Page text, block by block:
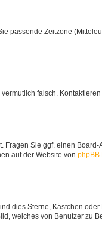
passende Zeitzone
falsch.
Sie ggf. einen
auf der Website von phpBB
dies Sterne, Kästchen
welches von Benutzer zu